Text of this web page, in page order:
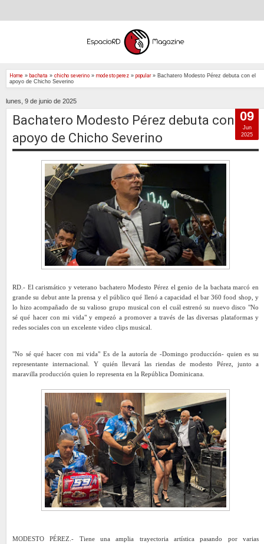
Home » bachata » chicho severino » modesto perez » popular» Bachatero Modesto Pérez debuta con el
apoyo de Chicho Severino
lunes, 9 de junio de 2025
Bachatero Modesto Pérez debuta con el
apoyo de Chicho Severino
RD.- El carismático y veterano bachatero Modesto Pérez el genio de la bachata marcó en
grande su debut ante la prensa y el público qué llenó a capacidad el bar 360 food shop, y
lo hizo acompañado de su valioso grupo musical con el cuál estrenó su nuevo disco "No
sé qué hacer con mi vida" y empezó a promover a través de las diversas plataformas y
redes sociales con un excelente video clips musical.
"No sé qué hacer con mi vida" Es de la autoría de -Domingo producción- quien es su
representante internacional. Y quién llevará las riendas de modesto Pérez, junto a
maravilla producción quien lo representa en la República Dominicana.
MODESTO PÉREZ.- Tiene una amplia trayectoria artística pasando por varias
09
Jun
2025